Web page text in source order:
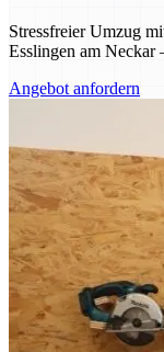
Stressfreier Umzug
Esslingen am Neckar
Angebot anfordern